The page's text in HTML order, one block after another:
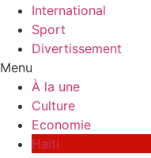
International
Sport
Divertissement
Menu
À la une
Culture
Economie
Haiti